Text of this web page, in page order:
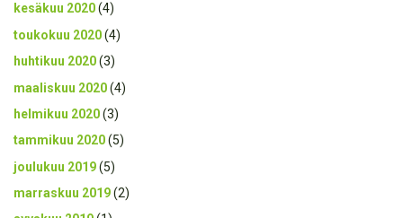
kesäkuu 2020(4)
toukokuu 2020(4)
huhtikuu 2020(3)
maaliskuu 2020(4)
helmikuu 2020(3)
tammikuu 2020(5)
joulukuu 2019(5)
marraskuu 2019(2)